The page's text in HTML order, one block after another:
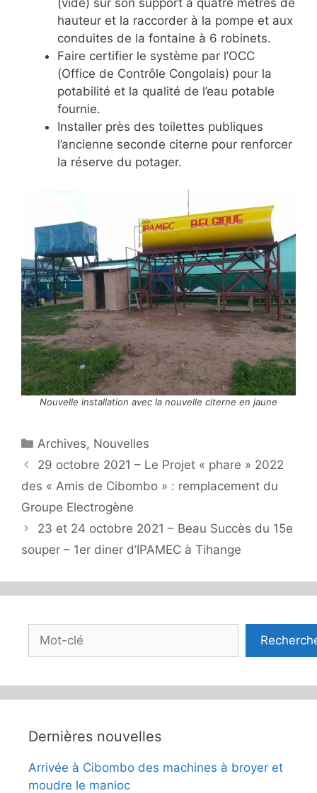
(vide) sur son support à quatre mètres de
hauteur et la raccorder à la pompe et aux
conduites de la fontaine à 6 robinets.
Faire certifier le système par l’OCC
(Office de Contrôle Congolais) pour la
potabilité et la qualité de l’eau potable
fournie.
Installer près des toilettes publiques
l’ancienne seconde citerne pour renforcer
la réserve du potager.
Nouvelle installation avec la nouvelle citerne en jaune
Catégories
Archives, Nouvelles
29 octobre 2021 – Le Projet « phare » 2022
des « Amis de Cibombo » : remplacement du
Groupe Electrogène
23 et 24 octobre 2021 – Beau Succès du 15e
souper – 1er diner d’IPAMEC à Tihange
Rechercher
Dernières nouvelles
Arrivée à Cibombo des machines à broyer et
moudre le manioc